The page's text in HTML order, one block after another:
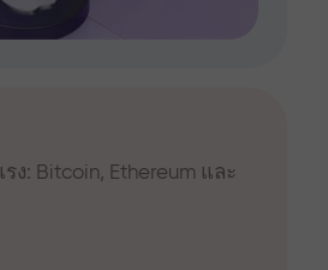
ง: Bitcoin, Ethereum และ